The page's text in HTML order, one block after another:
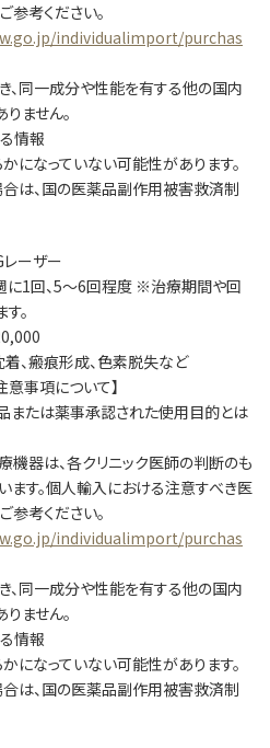
参考ください。
individualimport/purchas
、同一成分や性能を有する他の国内
ません。
情報
になっていない可能性があります。
は、国の医薬品副作用被害救済制
レーザー
に1回、5～6回程度 ※治療期間や回
。
着、瘢痕形成、色素脱失など
意事項について】
または薬事承認された使用目的とは
機器は、各クリニック医師の判断のも
ます。個人輸入における注意すべき医
参考ください。
individualimport/purchas
、同一成分や性能を有する他の国内
ません。
情報
になっていない可能性があります。
は、国の医薬品副作用被害救済制